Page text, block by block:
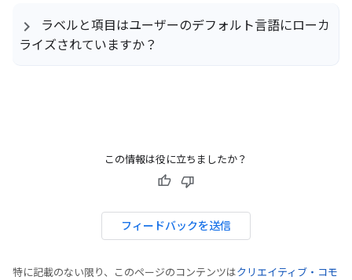
ラベルと項目はユーザーのデフォルト言語にローカ
ライズされていますか？
この情報は役に立ちましたか？
フィードバックを送信
特に記載のない限り、このページのコンテンツはクリエイティブ・コモ